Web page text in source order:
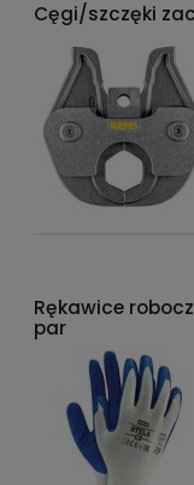
Cęgi/szczęki
Rękawice
par